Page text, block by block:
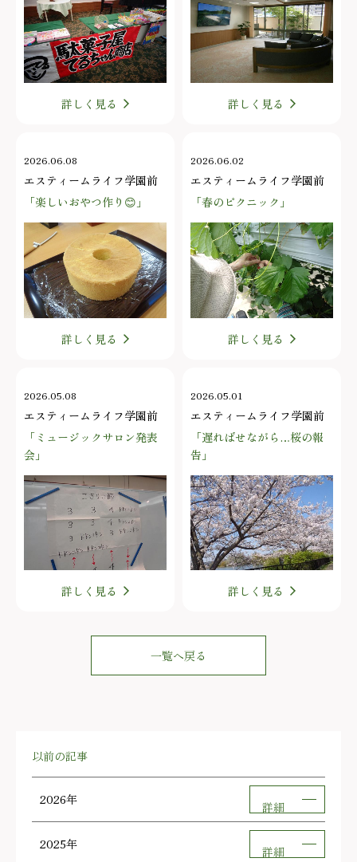
詳しく見る 詳しく見る
2026.06.08
エスティームライフ学園前
「楽しいおやつ作り😊」
詳しく見る
2026.06.02
エスティームライフ学園前
「春のピクニック」
詳しく見る
2026.05.08
エスティームライフ学園前
「ミュージックサロン発表
会」
詳しく見る
2026.05.01
エスティームライフ学園前
「遅ればせながら…桜の報
告」
詳しく見る
一覧へ戻る
以前の記事
2026年 詳細
2025年 詳細